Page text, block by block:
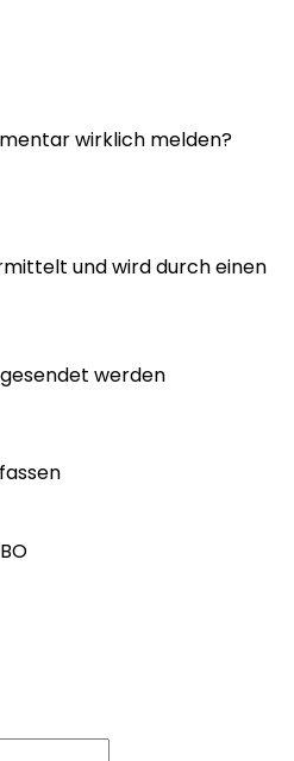
wirklich melden?
und wird durch einen
werden